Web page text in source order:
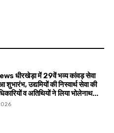
धीरखेड़ा में 29वें भव्य कांवड़ सेवा
शुभारंभ, उद्यमियों की निस्वार्थ सेवा की
व अतिथियों ने लिया भोलेनाथ...